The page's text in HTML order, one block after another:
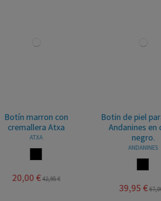
marron con
Atxa
20,00 €42,95 €
Botin de piel para
Andanines en color
negro.
ANDANINES
39,95 €67,00 €